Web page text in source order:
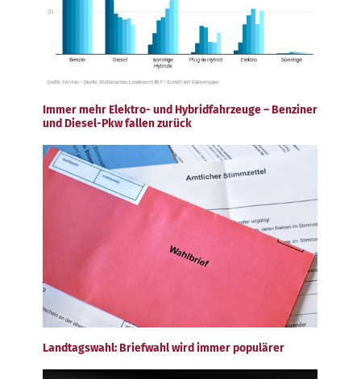
Immer mehr Elektro- und Hybridfahrzeuge – Benziner
und Diesel-Pkw fallen zurück
Landtagswahl: Briefwahl wird immer populärer